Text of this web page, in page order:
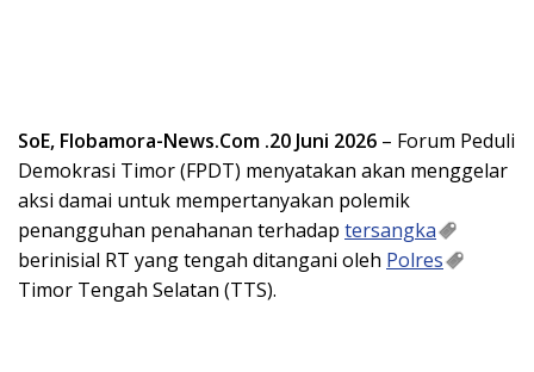
SoE, Flobamora-News.Com .20 Juni 2026 – Forum Peduli
Demokrasi Timor (FPDT) menyatakan akan menggelar
aksi damai untuk mempertanyakan polemik
penangguhan penahanan terhadap tersangka
berinisial RT yang tengah ditangani oleh Polres
Timor Tengah Selatan (TTS).